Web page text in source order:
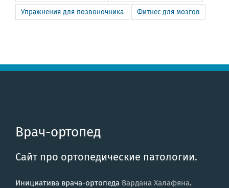
Упражнения для позвоночника Фитнес для мозгов
Врач-ортопед
Сайт про ортопедические патологии.
Инициатива врача-ортопеда Вардана Халафяна.